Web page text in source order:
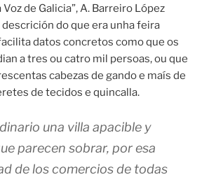
Voz de Galicia”, A. Barreiro López
do que era unha feira
datos concretos como que os
a tres ou catro mil persoas, ou que
cabezas de gando e maís de
de tecidos e quincalla.
una villa apacible y
parecen sobrar, por esa
de los comercios de todas